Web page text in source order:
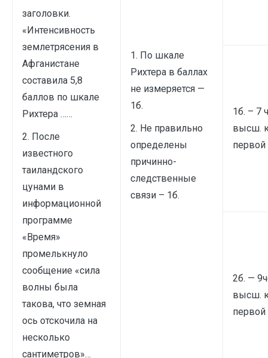
заголовки.
«Интенсивность
землетрясения в
Афганистане
составила 5,8
баллов по шкале
Рихтера ……
2. После
известного
таиландского
цунами в
информационной
программе
«Время»
промелькнуло
сообщение «сила
волны была
такова, что земная
ось отскочила на
несколько
сантиметров»…
1. По шкале
Рихтера в баллах
не измеряется —
1б.
2. Не правильно
определены
причинно-
следственные
связи – 1б.
1б. – 7
высш.
первой
2б. —
высш.
первой